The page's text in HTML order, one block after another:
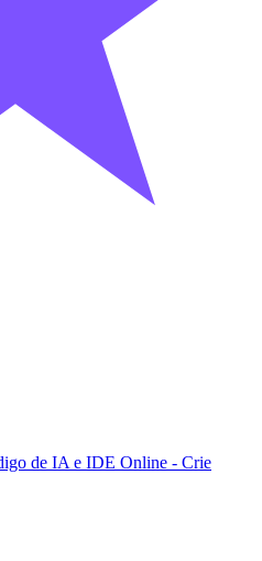
de IA e IDE Online - Crie